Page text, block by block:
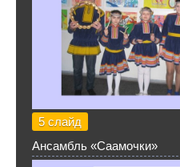
5 слайд
Ансамбль «Саамочки»